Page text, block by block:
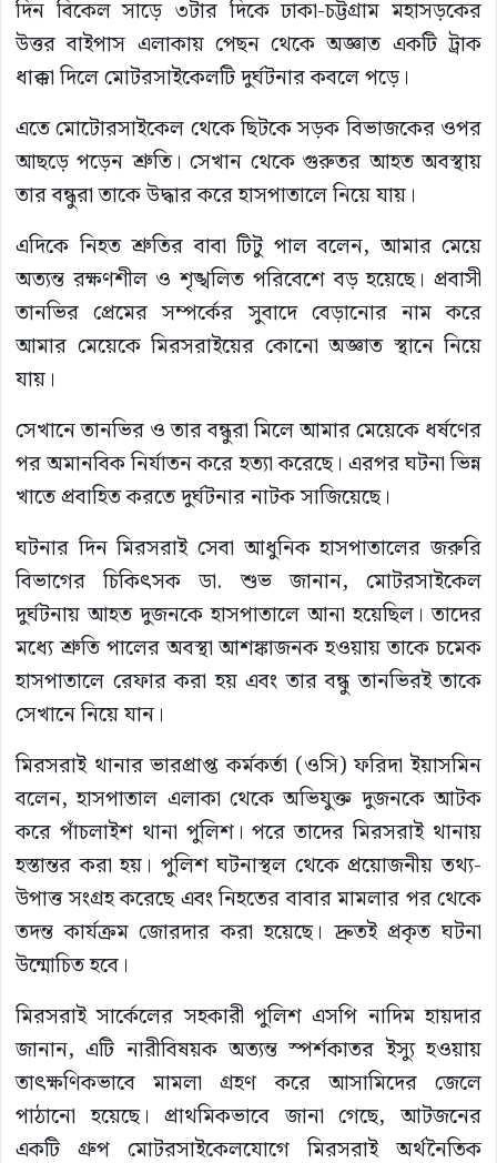
দিন বিকেল সাড়ে ৩টার দিকে ঢাকা-চট্টগ্রাম মহাসড়কের
উত্তর বাইপাস এলাকায় পেছন থেকে অজ্ঞাত একটি ট্রাক
ধাক্কা দিলে মোটরসাইকেলটি দুর্ঘটনার কবলে পড়ে।
এতে মোটোরসাইকেল থেকে ছিটকে সড়ক বিভাজকের ওপর
আছড়ে পড়েন শ্রুতি। সেখান থেকে গুরুতর আহত অবস্থায়
তার বন্ধুরা তাকে উদ্ধার করে হাসপাতালে নিয়ে যায়।
এদিকে নিহত শ্রুতির বাবা টিটু পাল বলেন, আমার মেয়ে
অত্যন্ত রক্ষণশীল ও শৃঙ্খলিত পরিবেশে বড় হয়েছে। প্রবাসী
তানভির প্রেমের সম্পর্কের সুবাদে বেড়ানোর নাম করে
আমার মেয়েকে মিরসরাইয়ের কোনো অজ্ঞাত স্থানে নিয়ে
যায়।
সেখানে তানভির ও তার বন্ধুরা মিলে আমার মেয়েকে ধর্ষণের
পর অমানবিক নির্যাতন করে হত্যা করেছে। এরপর ঘটনা ভিন্ন
খাতে প্রবাহিত করতে দুর্ঘটনার নাটক সাজিয়েছে।
ঘটনার দিন মিরসরাই সেবা আধুনিক হাসপাতালের জরুরি
বিভাগের চিকিৎসক ডা. শুভ জানান, মোটরসাইকেল
দুর্ঘটনায় আহত দুজনকে হাসপাতালে আনা হয়েছিল। তাদের
মধ্যে শ্রুতি পালের অবস্থা আশঙ্কাজনক হওয়ায় তাকে চমেক
হাসপাতালে রেফার করা হয় এবং তার বন্ধু তানভিরই তাকে
সেখানে নিয়ে যান।
মিরসরাই থানার ভারপ্রাপ্ত কর্মকর্তা (ওসি) ফরিদা ইয়াসমিন
বলেন, হাসপাতাল এলাকা থেকে অভিযুক্ত দুজনকে আটক
করে পাঁচলাইশ থানা পুলিশ। পরে তাদের মিরসরাই থানায়
হস্তান্তর করা হয়। পুলিশ ঘটনাস্থল থেকে প্রয়োজনীয় তথ্য-
উপাত্ত সংগ্রহ করেছে এবং নিহতের বাবার মামলার পর থেকে
তদন্ত কার্যক্রম জোরদার করা হয়েছে। দ্রুতই প্রকৃত ঘটনা
উন্মোচিত হবে।
মিরসরাই সার্কেলের সহকারী পুলিশ এসপি নাদিম হায়দার
জানান, এটি নারীবিষয়ক অত্যন্ত স্পর্শকাতর ইস্যু হওয়ায়
তাৎক্ষণিকভাবে মামলা গ্রহণ করে আসামিদের জেলে
পাঠানো হয়েছে। প্রাথমিকভাবে জানা গেছে, আটজনের
একটি গ্রুপ মোটরসাইকেলযোগে মিরসরাই অর্থনৈতিক